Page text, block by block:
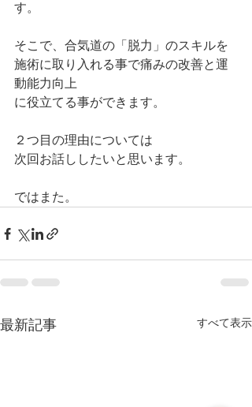
す。
そこで、合気道の「脱力」のスキルを
施術に取り入れる事で痛みの改善と運
動能力向上
に役立てる事ができます。
２つ目の理由については
次回お話ししたいと思います。
ではまた。
最新記事 すべて表示